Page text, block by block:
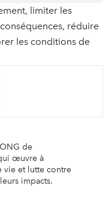
limiter les
réduire
les conditions de
de
œuvre à
vie et lutte contre
impacts.